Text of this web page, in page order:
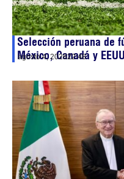
Selección peruana de
México, Canadá y EEUU
agosto 4, 202622:48